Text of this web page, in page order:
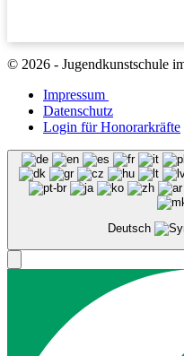
© 2026 - Jugendkunstschule
Impressum
Datenschutz
Login für Honorarkräfte
Deutsch